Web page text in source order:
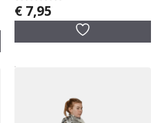
0
v
5
€ 7,95